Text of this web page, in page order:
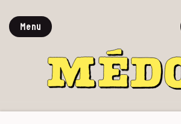
Menu